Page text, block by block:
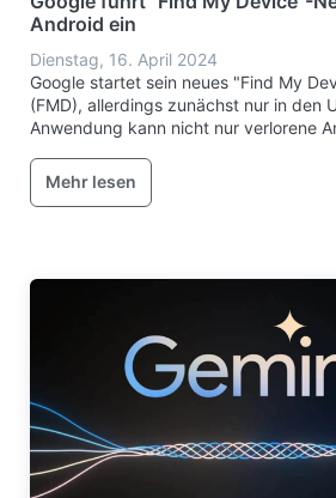
Android ein
Dienstag, 16. April 2024
Google startet sein neues "Find My
(FMD), allerdings zunächst nur in den
Anwendung kann nicht nur verlorene
Mehr lesen